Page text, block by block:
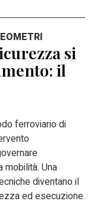
si
il
ferroviario di
mobilità. Una
diventano il
ed esecuzione.